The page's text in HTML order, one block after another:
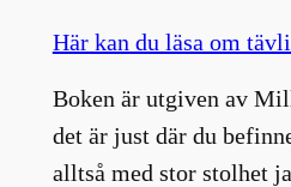
Här kan du läsa om
Boken är utgiven av
det är just där du
alltså med stor stolhet